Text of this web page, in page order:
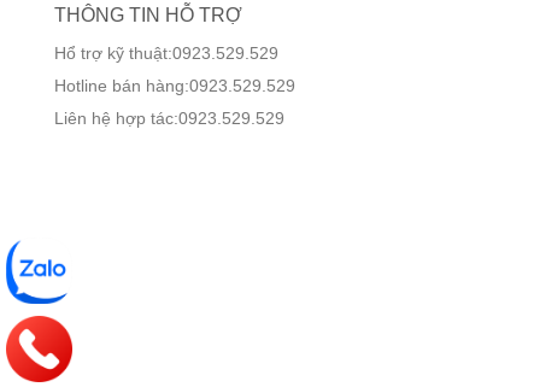
THÔNG TIN HỖ TRỢ
Hổ trợ kỹ thuật:0923.529.529
Hotline bán hàng:0923.529.529
Liên hệ hợp tác:0923.529.529